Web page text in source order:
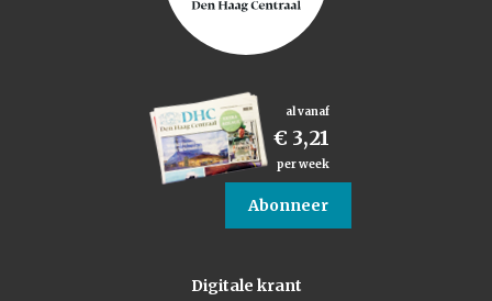
al vanaf
€ 3,21
per week
Abonneer
Digitale krant